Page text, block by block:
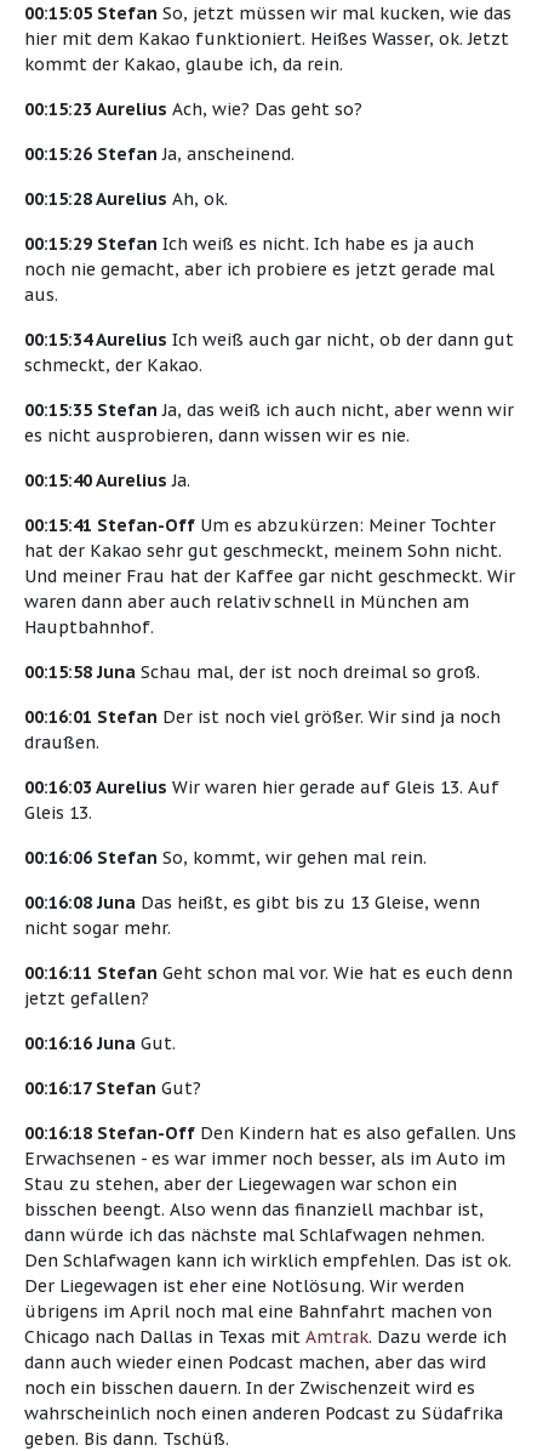
00:15:05 Stefan So, jetzt müssen wir mal kucken, wie das
hier mit dem Kakao funktioniert. Heißes Wasser, ok. Jetzt
kommt der Kakao, glaube ich, da rein.
00:15:23 Aurelius Ach, wie? Das geht so?
00:15:26 Stefan Ja, anscheinend.
00:15:28 Aurelius Ah, ok.
00:15:29 Stefan Ich weiß es nicht. Ich habe es ja auch
noch nie gemacht, aber ich probiere es jetzt gerade mal
aus.
00:15:34 Aurelius Ich weiß auch gar nicht, ob der dann gut
schmeckt, der Kakao.
00:15:35 Stefan Ja, das weiß ich auch nicht, aber wenn wir
es nicht ausprobieren, dann wissen wir es nie.
00:15:40 Aurelius Ja.
00:15:41 Stefan-Off Um es abzukürzen: Meiner Tochter
hat der Kakao sehr gut geschmeckt, meinem Sohn nicht.
Und meiner Frau hat der Kaffee gar nicht geschmeckt. Wir
waren dann aber auch relativ schnell in München am
Hauptbahnhof.
00:15:58 Juna Schau mal, der ist noch dreimal so groß.
00:16:01 Stefan Der ist noch viel größer. Wir sind ja noch
draußen.
00:16:03 Aurelius Wir waren hier gerade auf Gleis 13. Auf
Gleis 13.
00:16:06 Stefan So, kommt, wir gehen mal rein.
00:16:08 Juna Das heißt, es gibt bis zu 13 Gleise, wenn
nicht sogar mehr.
00:16:11 Stefan Geht schon mal vor. Wie hat es euch denn
jetzt gefallen?
00:16:16 Juna Gut.
00:16:17 Stefan Gut?
00:16:18 Stefan-Off Den Kindern hat es also gefallen. Uns
Erwachsenen - es war immer noch besser, als im Auto im
Stau zu stehen, aber der Liegewagen war schon ein
bisschen beengt. Also wenn das finanziell machbar ist,
dann würde ich das nächste mal Schlafwagen nehmen.
Den Schlafwagen kann ich wirklich empfehlen. Das ist ok.
Der Liegewagen ist eher eine Notlösung. Wir werden
übrigens im April noch mal eine Bahnfahrt machen von
Chicago nach Dallas in Texas mit Amtrak. Dazu werde ich
dann auch wieder einen Podcast machen, aber das wird
noch ein bisschen dauern. In der Zwischenzeit wird es
wahrscheinlich noch einen anderen Podcast zu Südafrika
geben. Bis dann. Tschüß.